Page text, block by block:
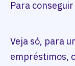
Para
Veja só, para
empréstimos,